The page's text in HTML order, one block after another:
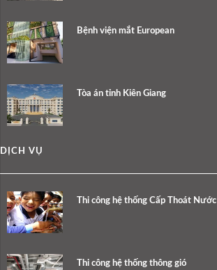
Bệnh viện mắt European
Tòa án tỉnh Kiên Giang
DỊCH VỤ
Thi công hệ thống Cấp Thoát Nước
Thi công hệ thống thông gió